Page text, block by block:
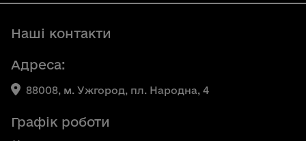
Наші контакти
Адреса:
88008, м. Ужгород, пл. Народна, 4
Графік роботи